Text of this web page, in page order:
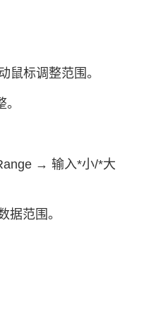
鼠标调整范围。
→ 输入*小/*大
据范围。